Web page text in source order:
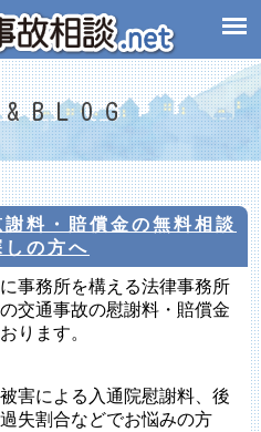
& B L O G
料・賠償金の無料相談
の方へ
事務所を構える法律事務所
交通事故の慰謝料・賠償金
ります。
害による入通院慰謝料、後
失割合などでお悩みの方